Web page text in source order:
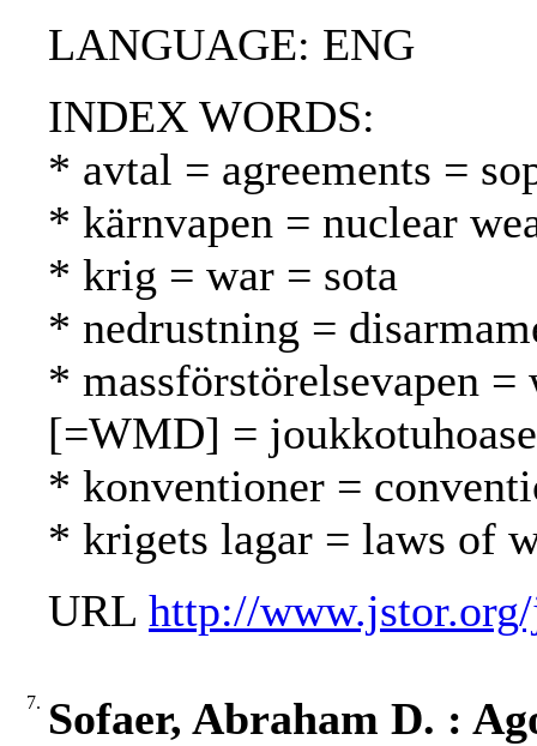
LANGUAGE: ENG
INDEX WORDS:
* avtal = agreements =
* kärnvapen = nuclear
* krig = war = sota
* nedrustning =
* massförstörelsevapen =
[=WMD] =
* konventioner =
* krigets lagar = laws of
URL http://
7. Sofaer, Abraham D. :